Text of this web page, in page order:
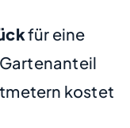
für eine
kostet